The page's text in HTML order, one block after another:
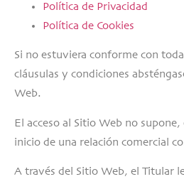
Política de Privacidad
Política de Cookies
Si no estuviera conforme con
cláusulas y condiciones
Web.
El acceso al Sitio Web no
inicio de una relación comercial
A través del Sitio Web, el Titular